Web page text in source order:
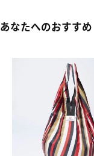
あなたへのおすすめ